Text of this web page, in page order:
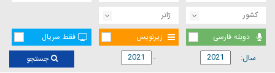
کشور
ژانر
دوبله فارسی
زیرنویس فقط سریال
سال: جستجو